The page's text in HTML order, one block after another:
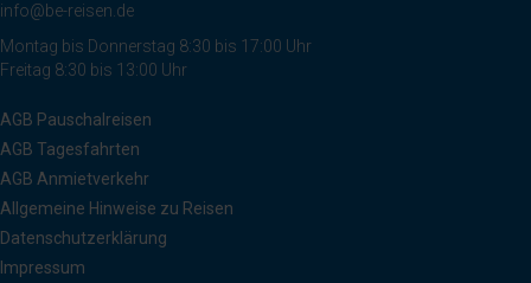
info@be-reisen.de
Montag bis Donnerstag 8:30 bis 17:00 Uhr
Freitag 8:30 bis 13:00 Uhr
AGB Pauschalreisen
AGB Tagesfahrten
AGB Anmietverkehr
Allgemeine Hinweise zu Reisen
Datenschutzerklärung
Impressum